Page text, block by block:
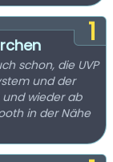
1
schon, die UVP
und der
wieder ab
in der Nähe